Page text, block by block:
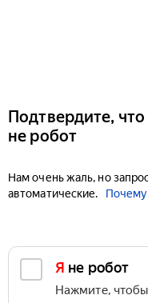
Подтвердите,
не робот
Нам очень жаль, но
автоматические.
Почему
Я не робот
Нажмите,